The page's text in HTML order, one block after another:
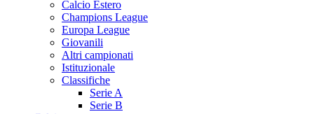
Calcio Estero
Champions League
Europa League
Giovanili
Altri campionati
Istituzionale
Classifiche
Serie A
Serie B